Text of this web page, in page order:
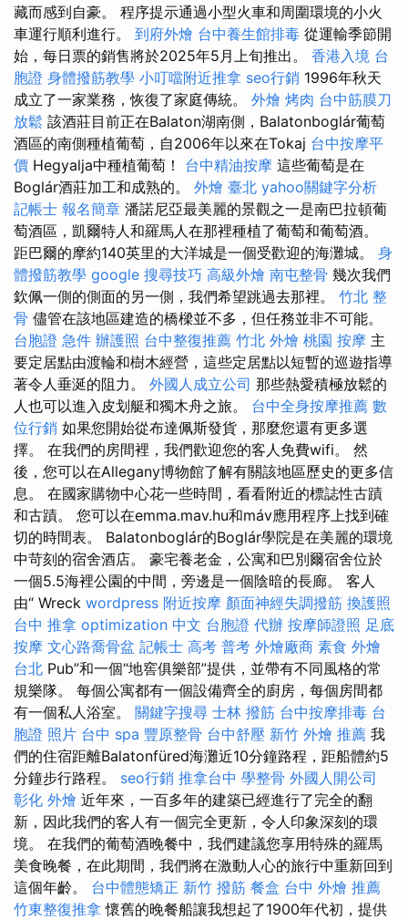
藏而感到自豪。 程序提示通過小型火車和周圍環境的小火
車運行順利進行。 到府外燴 台中養生館排毒 從運輸季節開
始，每日票的銷售將於2025年5月上旬推出。 香港入境 台
胞證 身體撥筋教學 小叮噹附近推拿 seo行銷 1996年秋天
成立了一家業務，恢復了家庭傳統。 外燴 烤肉 台中筋膜刀
放鬆 該酒莊目前正在Balaton湖南側，Balatonboglár葡萄
酒區的南側種植葡萄，自2006年以來在Tokaj 台中按摩平
價 Hegyalja中種植葡萄！ 台中精油按摩 這些葡萄是在
Boglár酒莊加工和成熟的。 外燴 臺北 yahoo關鍵字分析
記帳士 報名簡章 潘諾尼亞最美麗的景觀之一是南巴拉頓葡
萄酒區，凱爾特人和羅馬人在那裡種植了葡萄和葡萄酒。
距巴爾的摩約140英里的大洋城是一個受歡迎的海灘城。 身
體撥筋教學 google 搜尋技巧 高級外燴 南屯整骨 幾次我們
欽佩一側的側面的另一側，我們希望跳過去那裡。 竹北 整
骨 儘管在該地區建造的橋樑並不多，但任務並非不可能。
台胞證 急件 辦護照 台中整復推薦 竹北 外燴 桃園 按摩 主
要定居點由渡輪和樹木經營，這些定居點以短暫的巡遊指導
著令人垂涎的阻力。 外國人成立公司 那些熱愛積極放鬆的
人也可以進入皮划艇和獨木舟之旅。 台中全身按摩推薦 數
位行銷 如果您開始從布達佩斯發貨，那麼您還有更多選
擇。 在我們的房間裡，我們歡迎您的客人免費wifi。 然
後，您可以在Allegany博物館了解有關該地區歷史的更多信
息。 在國家購物中心花一些時間，看看附近的標誌性古蹟
和古蹟。 您可以在emma.mav.hu和máv應用程序上找到確
切的時間表。 Balatonboglár的Boglár學院是在美麗的環境
中苛刻的宿舍酒店。 豪宅養老金，公寓和巴別爾宿舍位於
一個5.5海裡公園的中間，旁邊是一個陰暗的長廊。 客人
由“ Wreck wordpress 附近按摩 顏面神經失調撥筋 換護照
台中 推拿 optimization 中文 台胞證 代辦 按摩師證照 足底
按摩 文心路喬骨盆 記帳士 高考 普考 外燴廠商 素食 外燴
台北 Pub”和一個“地窖俱樂部”提供，並帶有不同風格的常
規樂隊。 每個公寓都有一個設備齊全的廚房，每個房間都
有一個私人浴室。 關鍵字搜尋 士林 撥筋 台中按摩排毒 台
胞證 照片 台中 spa 豐原整骨 台中舒壓 新竹 外燴 推薦 我
們的住宿距離Balatonfüred海灘近10分鐘路程，距船體約5
分鐘步行路程。 seo行銷 推拿台中 學整骨 外國人開公司
彰化 外燴 近年來，一百多年的建築已經進行了完全的翻
新，因此我們的客人有一個完全更新，令人印象深刻的環
境。 在我們的葡萄酒晚餐中，我們建議您享用特殊的羅馬
美食晚餐，在此期間，我們將在激動人心的旅行中重新回到
這個年齡。 台中體態矯正 新竹 撥筋 餐盒 台中 外燴 推薦
竹東整復推拿 懷舊的晚餐船讓我想起了1900年代初，提供